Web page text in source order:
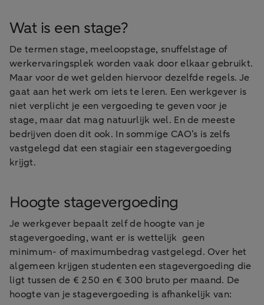
Wat is een stage?
De termen stage, meeloopstage, snuffelstage of
werkervaringsplek worden vaak door elkaar gebruikt.
Maar voor de wet gelden hiervoor dezelfde regels. Je
gaat aan het werk om iets te leren. Een werkgever is
niet verplicht je een vergoeding te geven voor je
stage, maar dat mag natuurlijk wel. En de meeste
bedrijven doen dit ook. In sommige CAO’s is zelfs
vastgelegd dat een stagiair een stagevergoeding
krijgt.
Hoogte stagevergoeding
Je werkgever bepaalt zelf de hoogte van je
stagevergoeding, want er is wettelijk geen
minimum- of maximumbedrag vastgelegd. Over het
algemeen krijgen studenten een stagevergoeding die
ligt tussen de € 250 en € 300 bruto per maand. De
hoogte van je stagevergoeding is afhankelijk van: